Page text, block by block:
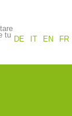
DE
IT EN FR
tu